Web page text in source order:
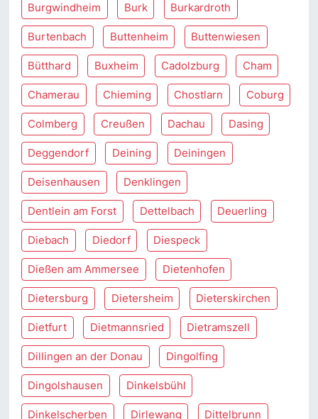
Burgwindheim Burk Burkardroth
Burtenbach Buttenheim Buttenwiesen
Bütthard Buxheim Cadolzburg Cham
Chamerau Chieming Chostlarn Coburg
Colmberg Creußen Dachau Dasing
Deggendorf Deining Deiningen
Deisenhausen Denklingen
Dentlein am Forst Dettelbach Deuerling
Diebach Diedorf Diespeck
Dießen am Ammersee Dietenhofen
Dietersburg Dietersheim Dieterskirchen
Dietfurt Dietmannsried Dietramszell
Dillingen an der Donau Dingolfing
Dingolshausen Dinkelsbühl
Dinkelscherben Dirlewang Dittelbrunn